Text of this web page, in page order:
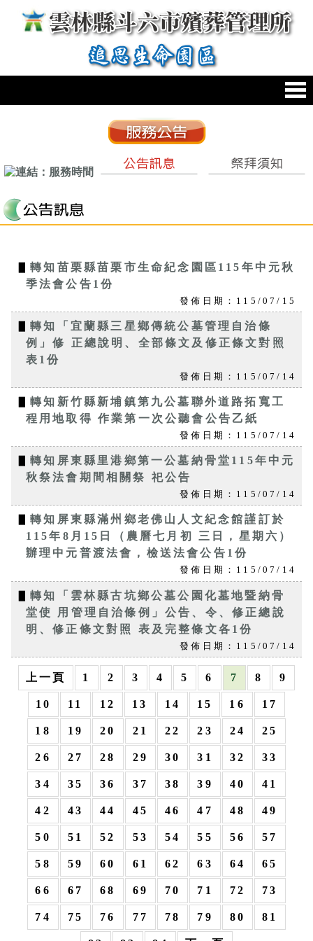
跳到主要內容區塊
▋轉知苗栗縣苗栗市生命紀念園區115年中元秋
季法會公告1份
發佈日期：115/07/15
▋轉知「宜蘭縣三星鄉傳統公墓管理自治條
例」修 正總說明、全部條文及修正條文對照
表1份
發佈日期：115/07/14
▋轉知新竹縣新埔鎮第九公墓聯外道路拓寬工
程用地取得 作業第一次公聽會公告乙紙
發佈日期：115/07/14
▋轉知屏東縣里港鄉第一公墓納骨堂115年中元
秋祭法會期間相關祭 祀公告
發佈日期：115/07/14
▋轉知屏東縣滿州鄉老佛山人文紀念館謹訂於
115年8月15日（農曆七月初 三日，星期六）
辦理中元普渡法會，檢送法會公告1份
發佈日期：115/07/14
▋轉知「雲林縣古坑鄉公墓公園化墓地暨納骨
堂使 用管理自治條例」公告、令、修正總說
明、修正條文對照 表及完整條文各1份
發佈日期：115/07/14
上一頁 1 2 3 4 5 6 7 8 9
10 11 12 13 14 15 16 17
18 19 20 21 22 23 24 25
26 27 28 29 30 31 32 33
34 35 36 37 38 39 40 41
42 43 44 45 46 47 48 49
50 51 52 53 54 55 56 57
58 59 60 61 62 63 64 65
66 67 68 69 70 71 72 73
74 75 76 77 78 79 80 81